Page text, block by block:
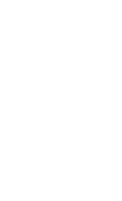
=
=